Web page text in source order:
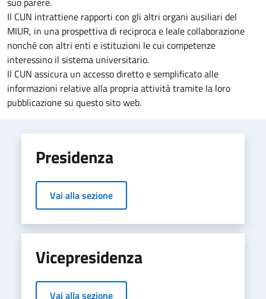
Il CUN intrattiene rapporti con gli altri organi ausiliari del
MIUR, in una prospettiva di reciproca e leale collaborazione
nonché con altri enti e istituzioni le cui competenze
interessino il sistema universitario.
Il CUN assicura un accesso diretto e semplificato alle
informazioni relative alla propria attività tramite la loro
pubblicazione su questo sito web.
Navigazione principale
Presidenza
Vai alla sezione
Vicepresidenza
Vai alla sezione